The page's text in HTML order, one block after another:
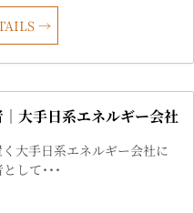
大手日系エネルギー会社
大手日系エネルギー会社に
して･･･